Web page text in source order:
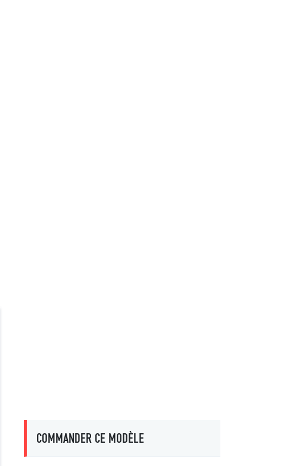
COMMANDER CE MODÈLE